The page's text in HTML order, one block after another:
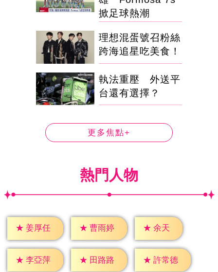
掀足球熱潮
理想混蛋號召粉絲
跨海追星吃美食！
執法重壓 外送平
台還有選擇？
更多焦點+
熱門人物
★ 姜厚任 ★ 曹雨婷 ★ 余天
★ 李亞萍 ★ 田路路 ★ 許常德